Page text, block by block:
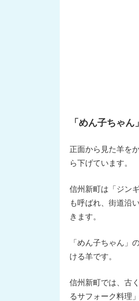
「めん子ちゃん」
正面から見た羊を
ら下げています。
信州新町は「ジン
も呼ばれ、街道沿
きます。
「めん子ちゃん」
ける羊です。
信州新町では、古
るサフォーク料理